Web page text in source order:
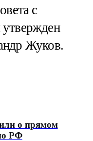
с
Жуков.
о прямом
РФ